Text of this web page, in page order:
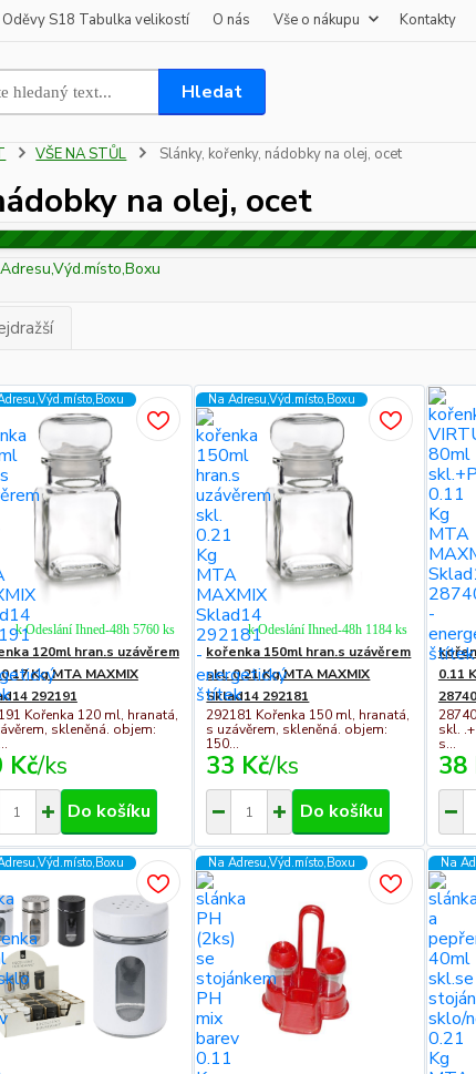
Oděvy S18 Tabulka velikostí O nás Vše o nákupu Kontakty
Hledat
VŠE NA STŮL Slánky, kořenky, nádobky na olej, ocet
na olej, ocet
120ml hran.s uzávěrem
Kg MTA MAXMIX
292191
Kořenka 120 ml, hranatá,
skleněná. objem:
Kč/ks
k Odeslání Ihned-48h 5760 ks
Do košíku
Na Adresu,Výd.místo,Boxu
kořenka 150ml hran.s uzávěrem
skl. 0.21 Kg MTA MAXMIX
Sklad14 292181
292181 Kořenka 150 ml, hranatá,
s uzávěrem, skleněná. objem:
150...
33 Kč/ks
k Odeslání Ihned-48h 1184 ks
Do košíku
0.11
skl.
s...
38
Na Adresu,Výd.místo,Boxu Na